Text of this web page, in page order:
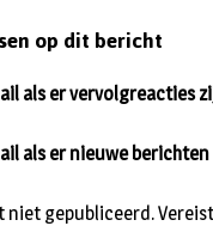
op dit bericht
niet gepubliceerd.
als er vervolgreacties
als er nieuwe berichten